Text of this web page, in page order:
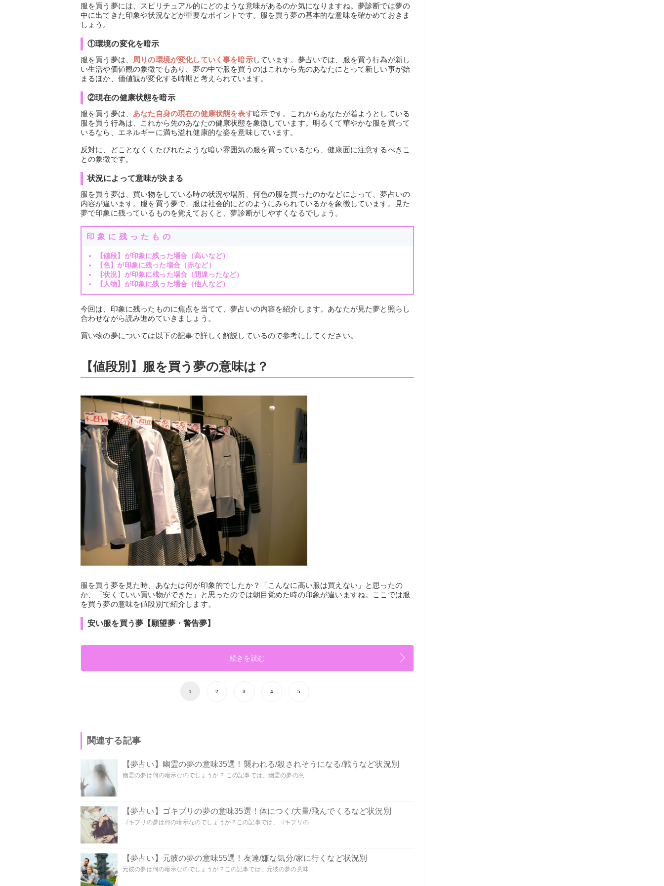
服を買う夢には、スピリチュアル的にどのような意味があるのか気になりますね。夢診断では夢の
中に出てきた印象や状況などが重要なポイントです。服を買う夢の基本的な意味を確かめておきま
しょう。
①環境の変化を暗示
服を買う夢は、
周りの環境が変化していく事を暗示しています。夢占いでは、服を買う行為が新し
い生活や価値観の象徴でもあり、夢の中で服を買うのはこれから先のあなたにとって新しい事が始
まるほか、価値観が変化する時期と考えられています。
②現在の健康状態を暗示
服を買う夢は、 あなた自身の現在の健康状態を表す暗示です。これからあなたが着ようとしている
服を買う行為は、これから先のあなたの健康状態を象徴しています。明るくて華やかな服を買って
いるなら、エネルギーに満ち溢れ健康的な姿を意味しています。
反対に、どことなくくたびれたような暗い雰囲気の服を買っているなら、健康面に注意するべきこ
との象徴です。
状況によって意味が決まる
服を買う夢は、買い物をしている時の状況や場所、何色の服を買ったのかなどによって、夢占いの
内容が違います。服を買う夢で、服は社会的にどのようにみられているかを象徴しています。見た
夢で印象に残っているものを覚えておくと、夢診断がしやすくなるでしょう。
印象に残ったもの
【値段】が印象に残った場合（高いなど）
【色】が印象に残った場合（赤など）
【状況】が印象に残った場合（間違ったなど）
【人物】が印象に残った場合（他人など）
今回は、印象に残ったものに焦点を当てて、夢占いの内容を紹介します。あなたが見た夢と照らし
合わせながら読み進めていきましょう。
買い物の夢については以下の記事で詳しく解説しているので参考にしてください。
【値段別】服を買う夢の意味は？
服を買う夢を見た時、あなたは何が印象的でしたか？「こんなに高い服は買えない」と思ったの
か、「安くていい買い物ができた」と思ったのでは朝目覚めた時の印象が違いますね。ここでは服
を買う夢の意味を値段別で紹介します。
安い服を買う夢【願望夢・警告夢】
続きを読む
1 2 3 4 5
関連する記事
【夢占い】幽霊の夢の意味35選！襲われる/殺されそうになる/戦うなど状況別
幽霊の夢は何の暗示なのでしょうか？ この記事では、幽霊の夢の意...
【夢占い】ゴキブリの夢の意味35選！体につく/大量/飛んでくるなど状況別
ゴキブリの夢は何の暗示なのでしょうか？この記事では、ゴキブリの...
【夢占い】元彼の夢の意味55選！友達/嫌な気分/家に行くなど状況別
元彼の夢は何の暗示なのでしょうか？この記事では、元彼の夢の意味...